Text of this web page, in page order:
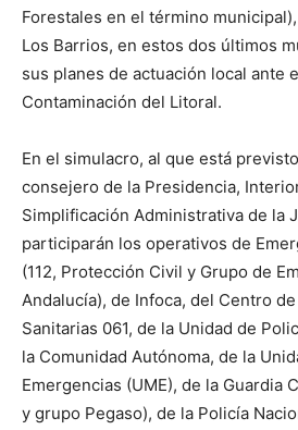
Forestales en el término
Los Barrios, en estos dos últimos
sus planes de actuación local ante
Contaminación del Litoral.
En el simulacro, al que está
consejero de la Presidencia,
Simplificación Administrativa de la
participarán los operativos de
(112, Protección Civil y Grupo de
Andalucía), de Infoca, del Centro
Sanitarias 061, de la Unidad de
la Comunidad Autónoma, de la
Emergencias (UME), de la Guardia
y grupo Pegaso), de la Policía